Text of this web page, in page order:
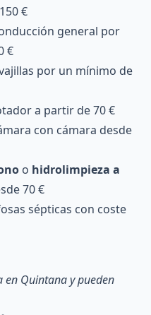
€
general por
€
por un mínimo de
a partir de 70 €
con cámara desde
o hidrolimpieza a
70 €
sépticas con coste
en Quintana y pueden